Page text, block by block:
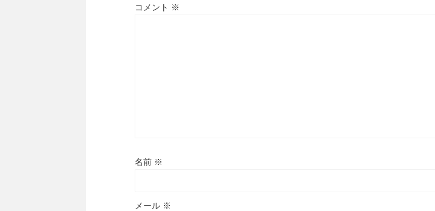
コメント ※
名前 ※
メール ※